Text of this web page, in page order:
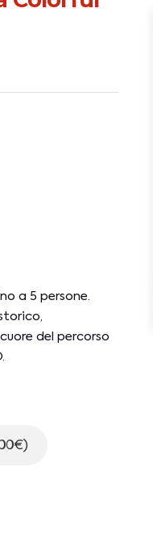
a 5 persone.
del percorso